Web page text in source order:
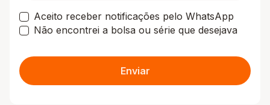
Aceito receber notificações pelo WhatsApp
Não encontrei a bolsa ou série que desejava
Enviar